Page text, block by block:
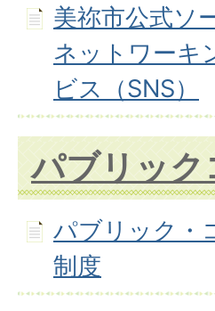
美祢市公式ソ
ネットワーキ
ビス（SNS）
パブリック
パブリック・
制度